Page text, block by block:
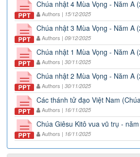
Chúa nhật 4 Mùa Vọng - Năm A
Authors | 15/12/2025
Chúa nhật 3 Mùa Vọng - Năm A
Authors | 09/12/2025
Chúa nhật 1 Mùa Vọng - Năm A
Authors | 30/11/2025
Chúa nhật 2 Mùa Vọng - Năm A
Authors | 30/11/2025
Các thánh tử đạo Việt Nam
Authors | 16/11/2025
Chúa Giêsu Kitô vua vũ trụ -
Authors | 16/11/2025